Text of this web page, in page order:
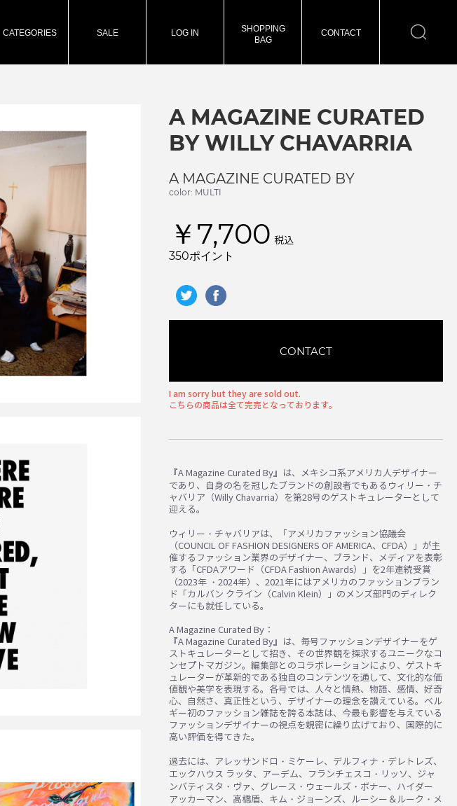
CATEGORIES SALE LOG IN
SHOPPING
BAG
CONTACT
A MAGAZINE CURATED
BY WILLY CHAVARRIA
A MAGAZINE CURATED BY
color: MULTI
￥7,700 税込
350ポイント
CONTACT
I am sorry but they are sold out.
こちらの商品は全て完売となっております。
『A Magazine Curated By』は、メキシコ系アメリカ人デザイナー
であり、自身の名を冠したブランドの創設者でもあるウィリー・チ
ャバリア（Willy Chavarria）を第28号のゲストキュレーターとして
迎える。
ウィリー・チャバリアは、「アメリカファッション協議会
（COUNCIL OF FASHION DESIGNERS OF AMERICA、CFDA）」が主
催するファッション業界のデザイナー、ブランド、メディアを表彰
する「CFDAアワード（CFDA Fashion Awards）」を2年連続受賞
（2023年 ・2024年）、2021年にはアメリカのファッションブラン
ド「カルバン クライン（Calvin Klein）」のメンズ部門のディレク
ターにも就任している。
A Magazine Curated By：
『A Magazine Curated By』は、毎号ファッションデザイナーをゲ
ストキュレーターとして招き、その世界観を探求するユニークなコ
ンセプトマガジン。編集部とのコラボレーションにより、ゲストキ
ュレーターが革新的である独自のコンテンツを通して、文化的な価
値観や美学を表現する。各号では、人々と情熱、物語、感情、好奇
心、自然さ、真正性という、デザイナーの理念を讃えている。ベル
ギー初のファッション雑誌を誇る本誌は、今最も影響を与えている
ファッションデザイナーの視点を親密に繰り広げており、国際的に
高い評価を得てきた。
過去には、アレッサンドロ・ミケーレ、デルフィナ・デレトレズ、
エックハウス ラッタ、アーデム、フランチェスコ・リッソ、ジャ
ンバティスタ・ヴァ、グレース・ウェールズ・ボナー、ハイダー
アッカーマン、高橋盾、キム・ジョーンズ、ルーシー＆ルーク・メ